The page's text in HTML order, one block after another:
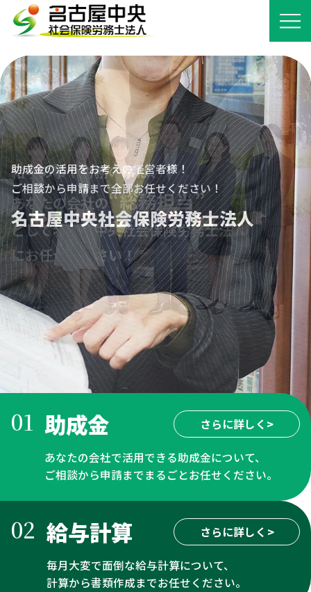
給与計算も社会保険の手続きも、
全部、社労士にお任せください。
名古屋中央社会保険労務士法人
給与の事や労務の事は、
あなたの会社の“総務担当”
として名古屋中央社会保険労務士法人
にお任せください！
助成金の活用をお考えの経営者様！
ご相談から申請まで全部お任せください！
名古屋中央社会保険労務士法人
“総務担当”
01 助成金 さらに詳しく >
あなたの会社で活用できる助成金について、
ご相談から申請までまるごとお任せください。
02 給与計算 さらに詳しく >
毎月大変で面倒な給与計算について、
計算から書類作成までお任せください。